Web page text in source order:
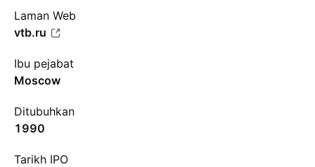
Laman Web
vtb.ru
Ibu pejabat
Moscow
Ditubuhkan
1990
Tarikh IPO